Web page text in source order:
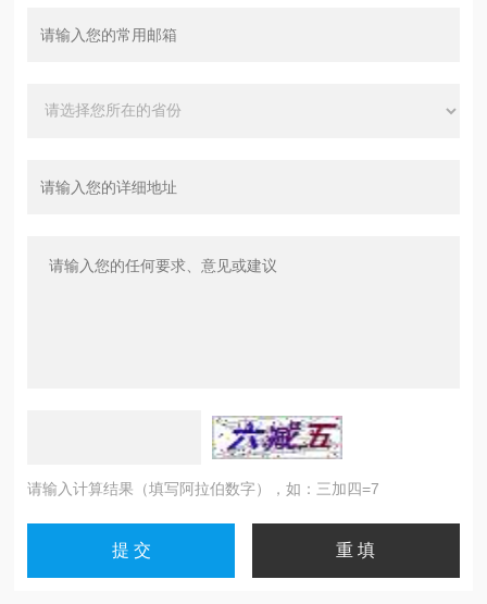
请输入计算结果（填写阿拉伯数字），如：三加四=7